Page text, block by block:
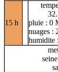
15 h
pluie : 0
nuages :
humidite